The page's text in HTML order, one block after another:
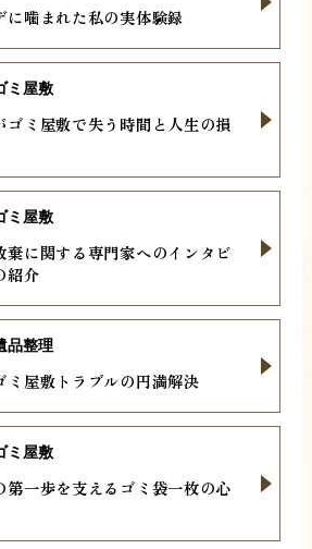
に噛まれた私の実体験録
ゴミ屋敷で失う時間と人生の損
ミ屋敷
棄に関する専門家へのインタビ
紹介
ミ屋敷
ミ屋敷トラブルの円満解決
品整理
第一歩を支えるゴミ袋一枚の心
ミ屋敷